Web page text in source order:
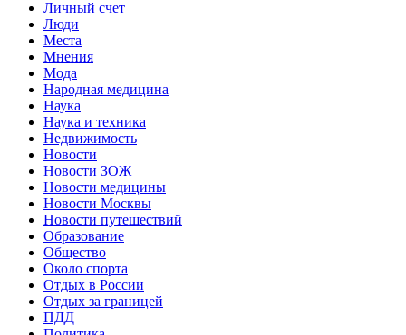
Личный счет
Люди
Места
Мнения
Мода
Народная медицина
Наука
Наука и техника
Недвижимость
Новости
Новости ЗОЖ
Новости медицины
Новости Москвы
Новости путешествий
Образование
Общество
Около спорта
Отдых в России
Отдых за границей
ПДД